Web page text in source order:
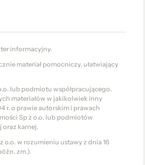
informacyjny.
materiał pomocniczy, ułatwiający
lub podmiotu współpracującego.
materiałów w jakikolwiek inny
r. o prawie autorskim i prawach
Sp z o.o. lub podmiotów
karnej.
o.o. w rozumieniu ustawy z dnia 16
zm.).